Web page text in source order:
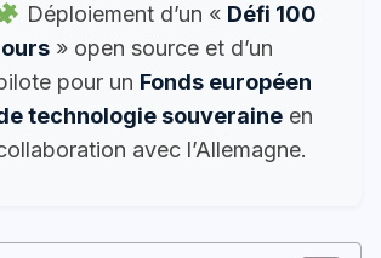
Déploiement d’un « Défi 100
» open source et d’un
pour un Fonds européen
technologie souveraine en
avec l’Allemagne.